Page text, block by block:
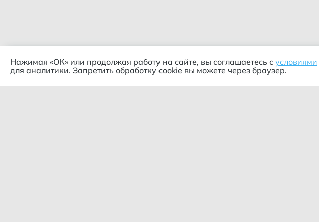
Нажимая «ОК» или продолжая работу на сайте, вы соглашаетесь с условиями
для аналитики. Запретить обработку cookie вы можете через браузер.